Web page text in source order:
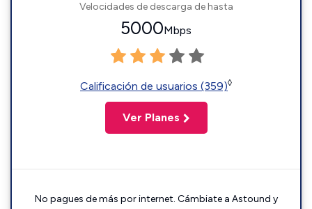
Velocidades de descarga de hasta
5000Mbps
Calificación de usuarios (359)◊
Ver Planes
No pagues de más por internet. Cámbiate a Astound y